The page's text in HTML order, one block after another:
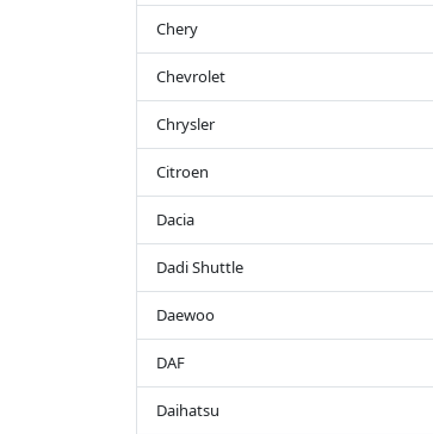
Chery
Chevrolet
Chrysler
Citroen
Dacia
Dadi Shuttle
Daewoo
DAF
Daihatsu